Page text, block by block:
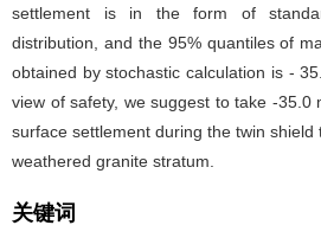
settlement is in the form of
distribution, and the 95% quantiles of
obtained by stochastic calculation is -
view of safety, we suggest to take -35.0
surface settlement during the twin shield
weathered granite stratum.
关键词